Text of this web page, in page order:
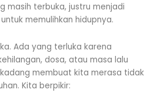
masih terbuka, justru menjadi
memulihkan hidupnya.
Ada yang terluka karena
dosa, atau masa lalu
membuat kita merasa tidak
Kita berpikir: